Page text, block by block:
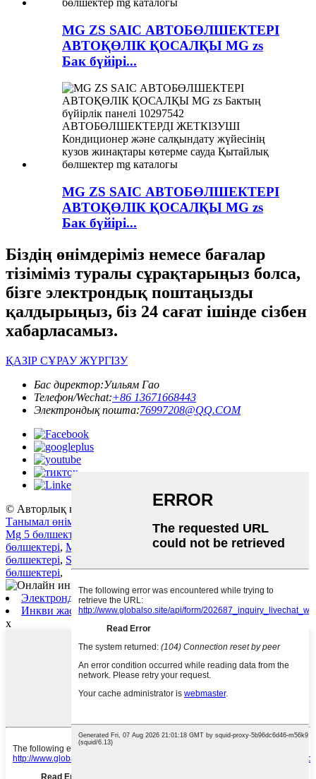
MG ZS SAIC АВТОБӨЛШЕКТЕРІ
АВТОҚӨЛІК ҚОСАЛҚЫ MG zs
Бак бүйірі...
MG ZS SAIC АВТОБӨЛШЕКТЕРІ
АВТОҚӨЛІК ҚОСАЛҚЫ MG zs
Бак бүйірі...
Біздің өнімдеріміз немесе бағалар
тізіміміз туралы сұрақтарыңыз болса,
бізге электрондық поштаңызды
қалдырыңыз, біз 24 сағат ішінде сізбен
хабарласамыз.
ҚАЗІР СҰРАУ ЖҮРГІЗУ
Бас директор:Уильям Гао
Телефон/Wechat:+86 13671668443
Электрондық пошта:76997208@QQ.COM
© Авторлық құқық - 2010-2022: Барлық құқықтар қорғалған.
Танымал өнімдер
Сайт картасы
AMP мобильді құрылғысы
Mg 5 бөлшектерін көтерме саудада сату,Maxus авто
бөлшектері, Maxus G10 авто бөлшектері,Chery авто
бөлшектері, SAIC MG GT авто бөлшектері
бөлшектері,
Электрондық пошта жіберу
Инкви жасау
x